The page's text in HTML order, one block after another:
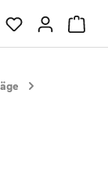
Du hast 0